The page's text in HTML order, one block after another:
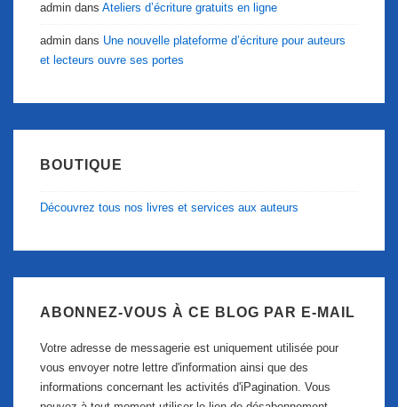
admin dans Ateliers d’écriture gratuits en ligne
admin dans Une nouvelle plateforme d’écriture pour auteurs
et lecteurs ouvre ses portes
BOUTIQUE
Découvrez tous nos livres et services aux auteurs
ABONNEZ-VOUS À CE BLOG PAR E-MAIL
Votre adresse de messagerie est uniquement utilisée pour
vous envoyer notre lettre d'information ainsi que des
informations concernant les activités d'iPagination. Vous